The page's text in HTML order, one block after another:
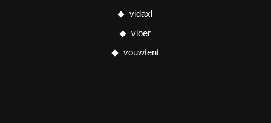
vidaxl
vloer
vouwtent